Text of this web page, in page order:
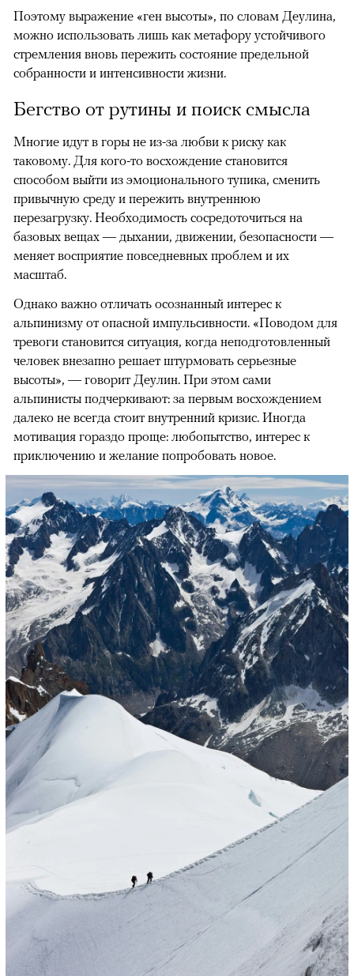
Поэтому выражение «ген высоты», по словам Деулина,
можно использовать лишь как метафору устойчивого
стремления вновь пережить состояние предельной
собранности и интенсивности жизни.
Бегство от рутины и поиск смысла
Многие идут в горы не из-за любви к риску как
таковому. Для кого-то восхождение становится
способом выйти из эмоционального тупика, сменить
привычную среду и пережить внутреннюю
перезагрузку. Необходимость сосредоточиться на
базовых вещах — дыхании, движении, безопасности —
меняет восприятие повседневных проблем и их
масштаб.
Однако важно отличать осознанный интерес к
альпинизму от опасной импульсивности. «Поводом для
тревоги становится ситуация, когда неподготовленный
человек внезапно решает штурмовать серьезные
высоты», — говорит Деулин. При этом сами
альпинисты подчеркивают: за первым восхождением
далеко не всегда стоит внутренний кризис. Иногда
мотивация гораздо проще: любопытство, интерес к
приключению и желание попробовать новое.